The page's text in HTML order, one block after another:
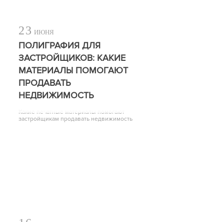
23 ИЮНЯ
ПОЛИГРАФИЯ ДЛЯ
ЗАСТРОЙЩИКОВ: КАКИЕ
МАТЕРИАЛЫ ПОМОГАЮТ
ПРОДАВАТЬ
НЕДВИЖИМОСТЬ
Какие печатные материалы помогают
застройщикам продавать недвижимость